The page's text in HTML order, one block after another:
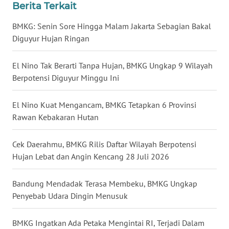
Berita Terkait
BMKG: Senin Sore Hingga Malam Jakarta Sebagian Bakal
Diguyur Hujan Ringan
El Nino Tak Berarti Tanpa Hujan, BMKG Ungkap 9 Wilayah
Berpotensi Diguyur Minggu Ini
El Nino Kuat Mengancam, BMKG Tetapkan 6 Provinsi
Rawan Kebakaran Hutan
Cek Daerahmu, BMKG Rilis Daftar Wilayah Berpotensi
Hujan Lebat dan Angin Kencang 28 Juli 2026
Bandung Mendadak Terasa Membeku, BMKG Ungkap
Penyebab Udara Dingin Menusuk
BMKG Ingatkan Ada Petaka Mengintai RI, Terjadi Dalam
BABEL
WN
SUMBAR
WN
SUMSEL
WN